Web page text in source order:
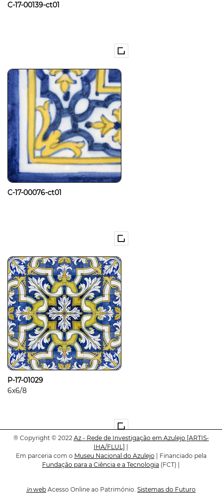
C-17-00139-ct01
C-17-00076-ct01
P-17-01029
6x6/8
® Copyright © 2022 Az - Rede de Investigação em Azulejo [ARTIS-
IHA/FLUL]
Em parceria com o Museu Nacional do Azulejo | Financiado pela
Fundação para a Ciência e a Tecnologia (FCT) |
in web Acesso Online ao Património. Sistemas do Futuro